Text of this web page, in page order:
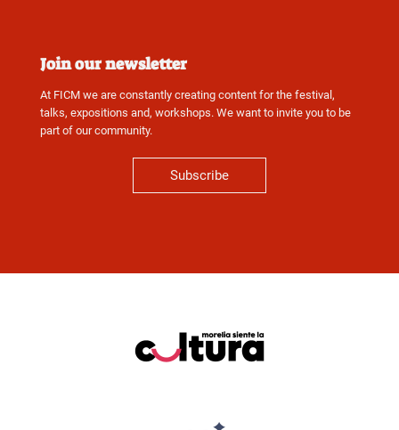
Join our newsletter
At FICM we are constantly creating content for the festival,
talks, expositions and, workshops. We want to invite you to be
part of our community.
Subscribe